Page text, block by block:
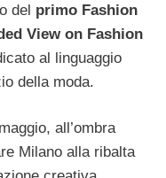
del primo Fashion
View on Fashion
al linguaggio
della moda.
all’ombra
Milano alla ribalta